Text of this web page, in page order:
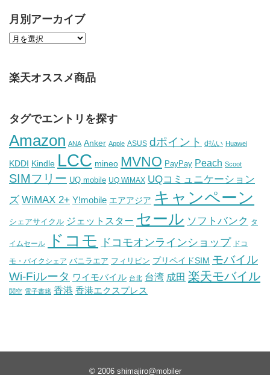
月別アーカイブ
楽天オススメ商品
タグでエントリを探す
Amazon ANA Anker Apple ASUS dポイント d払い Huawei
KDDI Kindle LCC mineo MVNO PayPay Peach Scoot
SIMフリー UQ mobile UQ WiMAX UQコミュニケーション
ズ WiMAX 2+ Y!mobile エアアジア キャンペーン
シェアサイクル ジェットスター セール ソフトバンク タ
イムセール ドコモ ドコモオンラインショップ ドコ
モ・バイクシェア バニラエア フィリピン プリペイドSIM モバイル
Wi-Fiルータ ワイモバイル 台北 台湾 成田 楽天モバイル
関空 電子書籍 香港 香港エクスプレス
© 2006 shimajiro@mobiler